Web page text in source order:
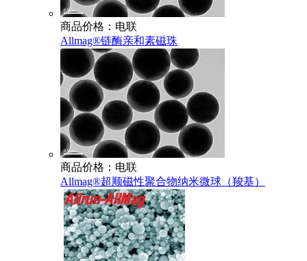
商品价格：电联
Allmag®链酶亲和素磁珠
商品价格：电联
Allmag®超顺磁性聚合物纳米微球（羧基）